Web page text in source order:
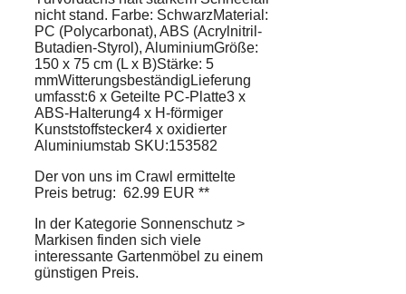
nicht stand. Farbe: SchwarzMaterial:
PC (Polycarbonat), ABS (Acrylnitril-
Butadien-Styrol), AluminiumGröße:
150 x 75 cm (L x B)Stärke: 5
mmWitterungsbeständigLieferung
umfasst:6 x Geteilte PC-Platte3 x
ABS-Halterung4 x H-förmiger
Kunststoffstecker4 x oxidierter
Aluminiumstab SKU:153582
Der von uns im Crawl ermittelte
Preis betrug: 62.99 EUR **
In der Kategorie Sonnenschutz >
Markisen finden sich viele
interessante Gartenmöbel zu einem
günstigen Preis.